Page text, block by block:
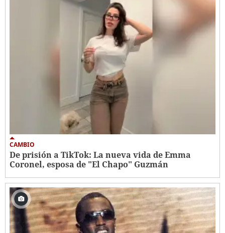
CAMBIO
De prisión a TikTok: La nueva vida de Emma
Coronel, esposa de "El Chapo" Guzmán